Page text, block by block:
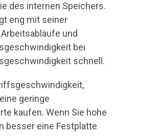
des internen Speichers.
eng mit seiner
und
bei
schnell.
geringe
kaufen. Wenn Sie hohe
besser eine Festplatte